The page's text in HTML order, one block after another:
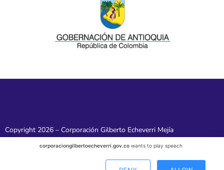
Copyright 2026 – Corporación Gilberto Echeverri Mejía
corporaciongilbertoecheverri.gov.cowants to play speech